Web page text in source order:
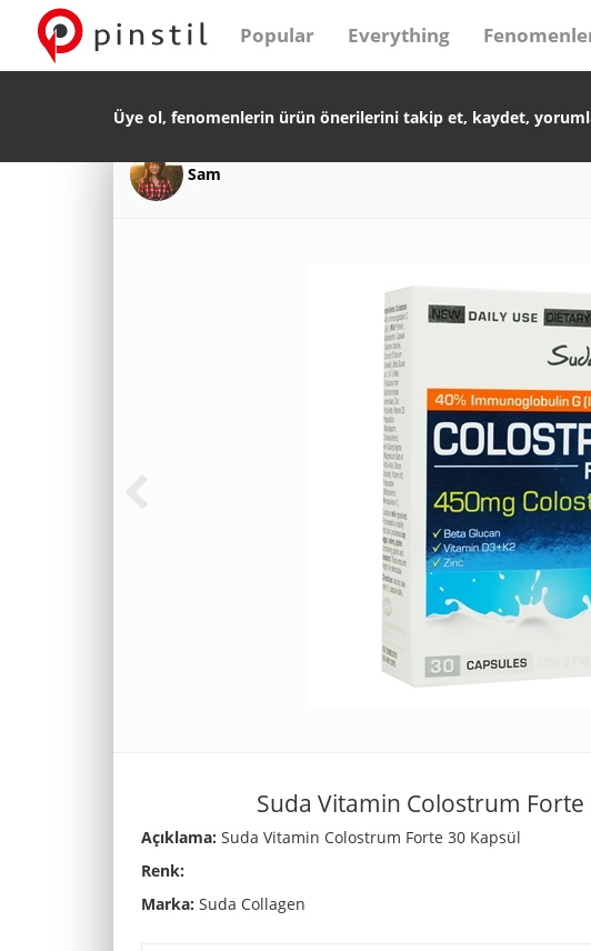
Popular Everything
Üye ol, fenomenlerin ürün önerilerini takip et, kaydet,
Sam
Suda Vitamin Colostrum Forte
Açıklama: Suda Vitamin Colostrum Forte 30 Kapsül
Renk:
Marka: Suda Collagen